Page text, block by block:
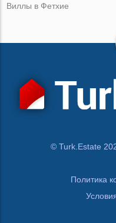
Виллы в Фетхие
© Turk.Estate
Политика